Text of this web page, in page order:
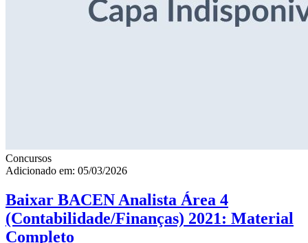
Concursos
Adicionado em: 05/03/2026
Baixar BACEN Analista Área 4
(Contabilidade/Finanças) 2021: Material
Completo